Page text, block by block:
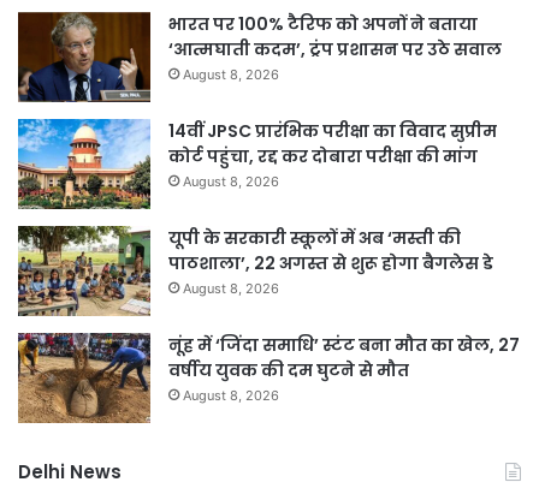
भारत पर 100% टैरिफ को अपनों ने बताया
‘आत्मघाती कदम’, ट्रंप प्रशासन पर उठे सवाल
August 8, 2026
14वीं JPSC प्रारंभिक परीक्षा का विवाद सुप्रीम
कोर्ट पहुंचा, रद्द कर दोबारा परीक्षा की मांग
August 8, 2026
यूपी के सरकारी स्कूलों में अब ‘मस्ती की
पाठशाला’, 22 अगस्त से शुरू होगा बैगलेस डे
August 8, 2026
नूंह में ‘जिंदा समाधि’ स्टंट बना मौत का खेल, 27
वर्षीय युवक की दम घुटने से मौत
August 8, 2026
Delhi News